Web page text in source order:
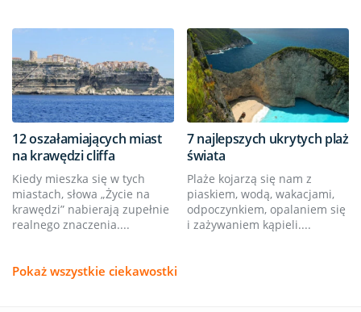
12 oszałamiających miast
na krawędzi cliffa
Kiedy mieszka się w tych
miastach, słowa „Życie na
krawędzi” nabierają zupełnie
realnego znaczenia....
7 najlepszych ukrytych plaż
świata
Plaże kojarzą się nam z
piaskiem, wodą, wakacjami,
odpoczynkiem, opalaniem się
i zażywaniem kąpieli....
Pokaż wszystkie ciekawostki